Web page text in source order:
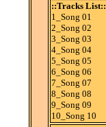
::Tracks List::
1_Song 01
2_Song 02
3_Song 03
4_Song 04
5_Song 05
6_Song 06
7_Song 07
8_Song 08
9_Song 09
10_Song 10